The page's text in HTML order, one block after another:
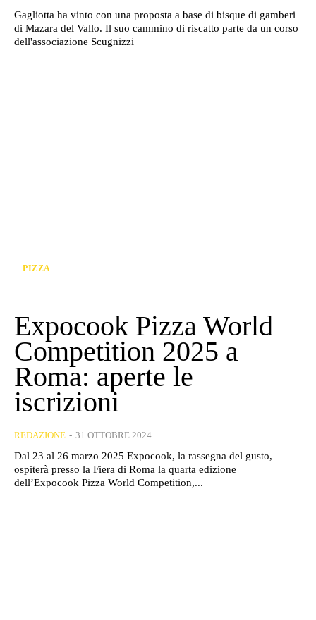
Gagliotta ha vinto con una proposta a base di bisque di gamberi
di Mazara del Vallo. Il suo cammino di riscatto parte da un corso
dell'associazione Scugnizzi
PIZZA
Expocook Pizza World
Competition 2025 a
Roma: aperte le
iscrizioni
REDAZIONE - 31 OTTOBRE 2024
Dal 23 al 26 marzo 2025 Expocook, la rassegna del gusto,
ospiterà presso la Fiera di Roma la quarta edizione
dell’Expocook Pizza World Competition,...